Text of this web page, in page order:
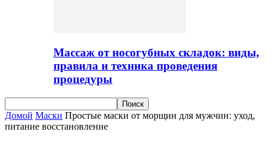
Массаж от носогубных складок: виды,
правила и техника проведения
процедуры
Домой Маски Простые маски от морщин для мужчин: уход,
питание восстановление